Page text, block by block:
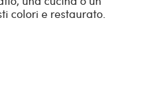
colori e restaurato.